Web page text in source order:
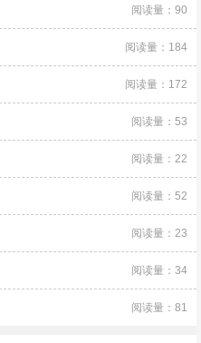
阅读量：90
阅读量：184
阅读量：172
阅读量：53
阅读量：22
阅读量：52
阅读量：23
阅读量：34
阅读量：81